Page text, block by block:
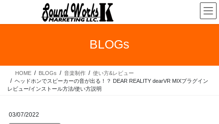
テ
ス
ゲ
ン
BLOGs
HOME BLOGs 音楽制作
使い方&レビュー
ヘッドホンでスピーカーの音が出る！？ DEAR REALITY dearVR MIXプラグイン
レビュー/インストール方法/使い方説明
03/07/2022